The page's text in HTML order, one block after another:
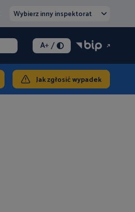
Wybierz inny inspektorat
A+/
Jak zgłosić wypadek